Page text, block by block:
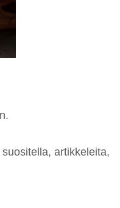
artikkeleita,